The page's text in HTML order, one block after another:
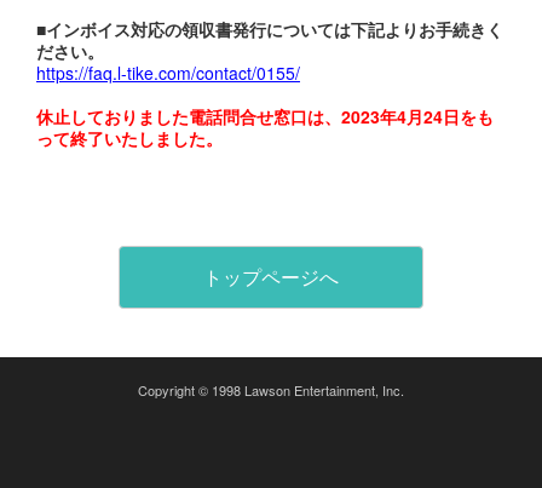
■インボイス対応の領収書発行については下記よりお手続きく
ださい。
https://faq.l-tike.com/contact/0155/
休止しておりました電話問合せ窓口は、2023年4月24日をも
って終了いたしました。
トップページへ
Copyright © 1998 Lawson Entertainment, Inc.